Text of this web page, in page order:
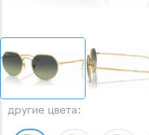
другие цвета: